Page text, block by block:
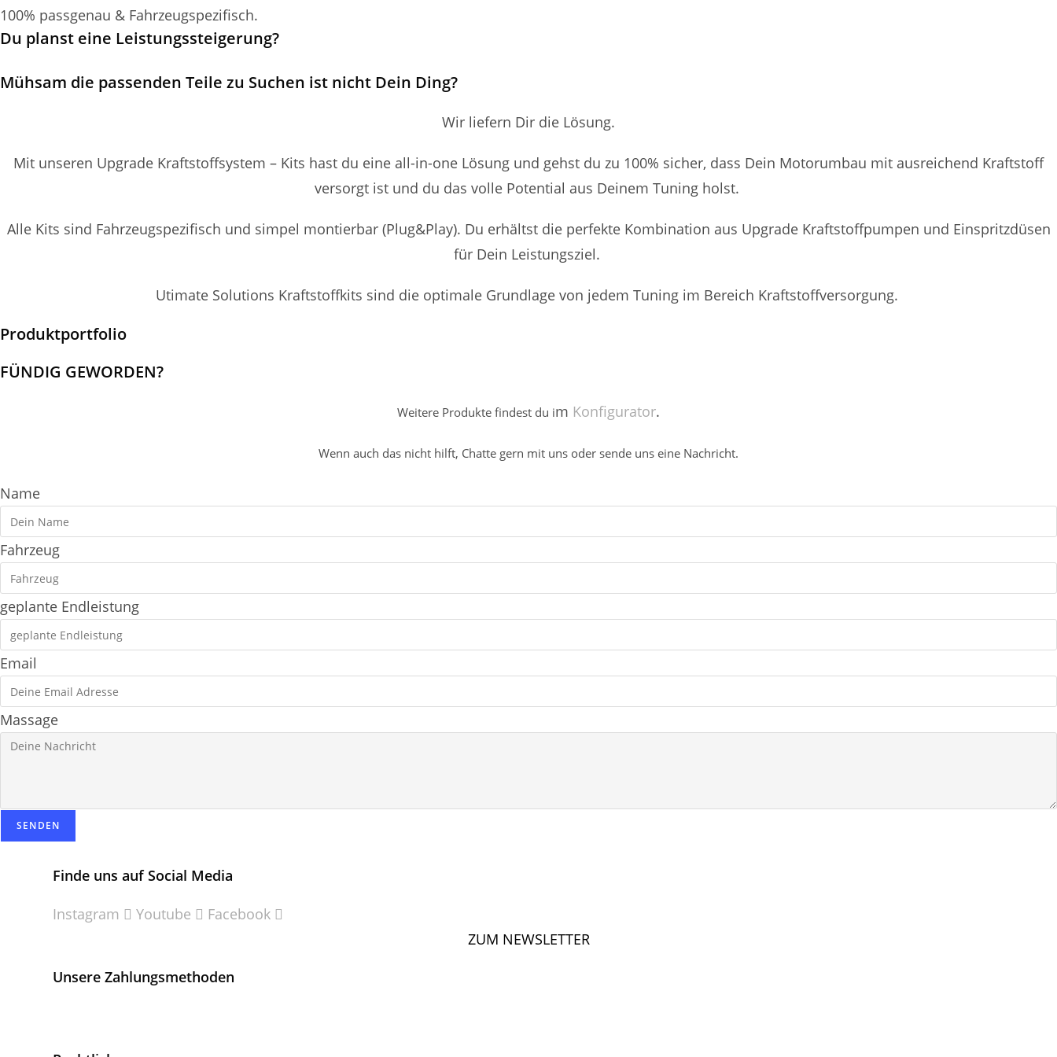
100% passgenau & Fahrzeugspezifisch.
Du planst eine Leistungssteigerung?
Mühsam die passenden Teile zu Suchen ist nicht Dein Ding?
Wir liefern Dir die Lösung.
Mit unseren Upgrade Kraftstoffsystem – Kits hast du eine all-in-one Lösung und gehst du zu 100% sicher, dass Dein Motorumbau mit ausreichend Kraftstoff
versorgt ist und du das volle Potential aus Deinem Tuning holst.
Alle Kits sind Fahrzeugspezifisch und simpel montierbar (Plug&Play). Du erhältst die perfekte Kombination aus Upgrade Kraftstoffpumpen und Einspritzdüsen
für Dein Leistungsziel.
Utimate Solutions Kraftstoffkits sind die optimale Grundlage von jedem Tuning im Bereich Kraftstoffversorgung.
Produktportfolio
FÜNDIG GEWORDEN?
Weitere Produkte findest du im Konfigurator.
Wenn auch das nicht hilft, Chatte gern mit uns oder sende uns eine Nachricht.
Name
Fahrzeug
geplante Endleistung
Email
Massage
SENDEN
Finde uns auf Social Media
Instagram Youtube
Facebook
ZUM NEWSLETTER
Unsere Zahlungsmethoden